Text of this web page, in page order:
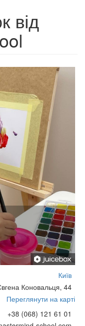
від
Київ
Коновальця, 44
Переглянути на карті
+38 (068) 121 61 01